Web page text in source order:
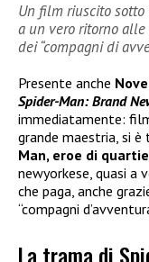
Un film riuscito
a un vero ritorno
dei “compagni di
Presente anche
Spider-Man: Brand
immediatamente:
grande maestria, si
Man, eroe di
newyorkese, quasi a
che paga, anche
“compagni
La trama di